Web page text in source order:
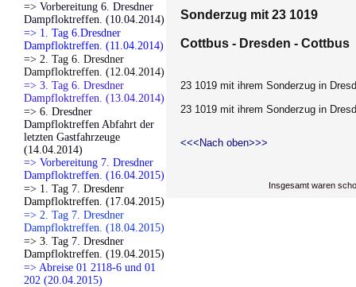
=> Vorbereitung 6. Dresdner
Dampfloktreffen. (10.04.2014)
=> 1. Tag 6.Dresdner
Dampfloktreffen. (11.04.2014)
=> 2. Tag 6. Dresdner
Dampfloktreffen. (12.04.2014)
=> 3. Tag 6. Dresdner
Dampfloktreffen. (13.04.2014)
=> 6. Dresdner
Dampfloktreffen Abfahrt der
letzten Gastfahrzeuge
(14.04.2014)
=> Vorbereitung 7. Dresdner
Dampfloktreffen. (16.04.2015)
=> 1. Tag 7. Dresdenr
Dampfloktreffen. (17.04.2015)
=> 2. Tag 7. Dresdner
Dampfloktreffen. (18.04.2015)
=> 3. Tag 7. Dresdner
Dampfloktreffen. (19.04.2015)
=> Abreise 01 2118-6 und 01
202 (20.04.2015)
Sonderzug mit 23 1019
Cottbus - Dresden - Cottbus
23 1019 mit ihrem Sonderzug in
23 1019 mit ihrem Sonderzug in
<<<Nach oben>>>
Insgesamt waren